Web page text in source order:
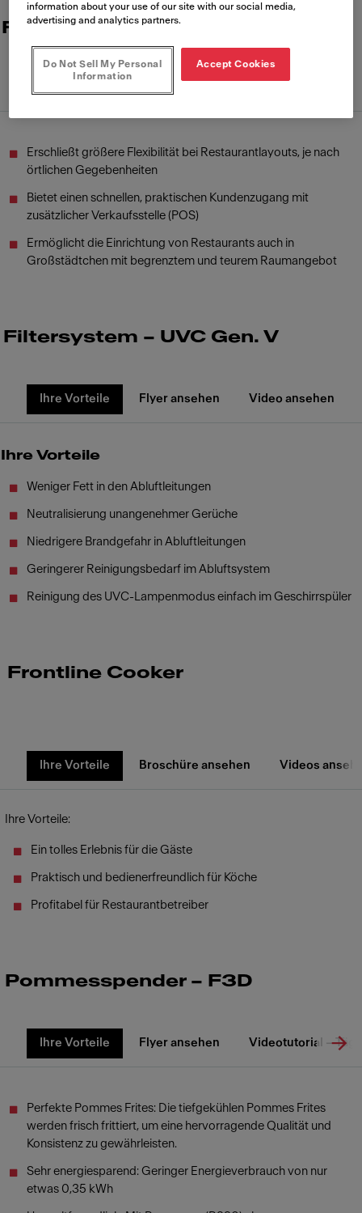
Franke Transporter – Clip & Bag
Erschließt größere Flexibilität bei Restaurantlayouts, je nach
örtlichen Gegebenheiten
Bietet einen schnellen, praktischen Kundenzugang mit
zusätzlicher Verkaufsstelle (POS)
Ermöglicht die Einrichtung von Restaurants auch in
Großstädtchen mit begrenztem und teurem Raumangebot
Filtersystem – UVC Gen. V
Ihre Vorteile Flyer ansehen Video ansehen
Ihre Vorteile
Weniger Fett in den Abluftleitungen
Neutralisierung unangenehmer Gerüche
Niedrigere Brandgefahr in Abluftleitungen
Geringerer Reinigungsbedarf im Abluftsystem
Reinigung des UVC-Lampenmodus einfach im Geschirrspüler
Frontline Cooker
Ihre Vorteile Broschüre ansehen Videos
Ihre Vorteile:
Ein tolles Erlebnis für die Gäste
Praktisch und bedienerfreundlich für Köche
Profitabel für Restaurantbetreiber
Pommesspender – F3D
Ihre Vorteile Flyer ansehen Videotutorial –
Perfekte Pommes Frites: Die tiefgekühlen Pommes Frites
werden frisch frittiert, um eine hervorragende Qualität und
Konsistenz zu gewährleisten.
Sehr energiesparend: Geringer Energieverbrauch von nur
etwas 0,35 kWh
information about your use of our site with our social media,
advertising and analytics partners.
Do Not Sell My Personal
Information
Accept Cookies